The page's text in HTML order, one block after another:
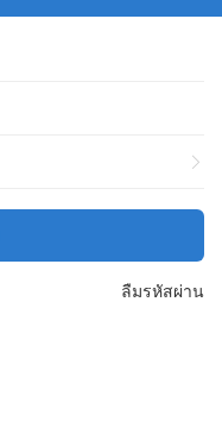
ลืมรหัสผ่าน